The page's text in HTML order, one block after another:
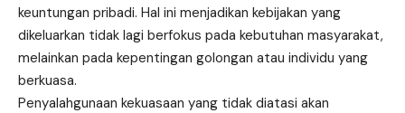
keuntungan pribadi. Hal ini menjadikan kebijakan yang
dikeluarkan tidak lagi berfokus pada kebutuhan masyarakat,
melainkan pada kepentingan golongan atau individu yang
berkuasa.
Penyalahgunaan kekuasaan yang tidak diatasi akan